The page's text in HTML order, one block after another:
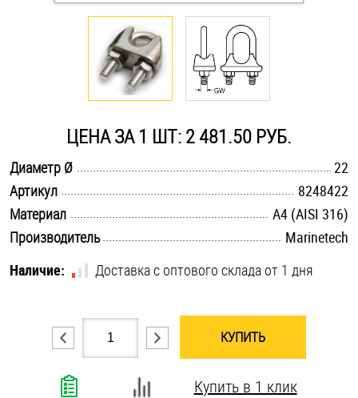
Оснастка и аксессуары для яхт
Стопорные кольца
Такелаж
Хомуты
Шпильки
Шплинты
ЦЕНА ЗА 1 ШТ: 2 481.50 РУБ.
Диаметр Ø
22
Артикул
8248422
Материал
A4 (AISI 316)
Производитель
Marinetech
Наличие:
Доставка с оптового склада от 1 дня
КУПИТЬ
Купить в 1 клик